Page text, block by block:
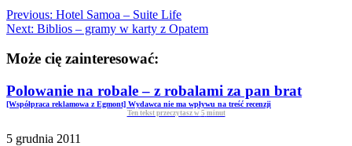
Previous: Hotel Samoa – Suite Life
Next: Biblios – gramy w karty z Opatem
Może cię zainteresować:
Polowanie na robale – z robalami za pan brat
[Współpraca reklamowa z Egmont] Wydawca nie ma wpływu na treść recenzji
Ten tekst przeczytasz w 5 minut
5 grudnia 2011